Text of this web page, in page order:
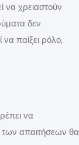
να χρειαστούν
δεν
παίξει ρόλο,
να
απαιτήσεων θα